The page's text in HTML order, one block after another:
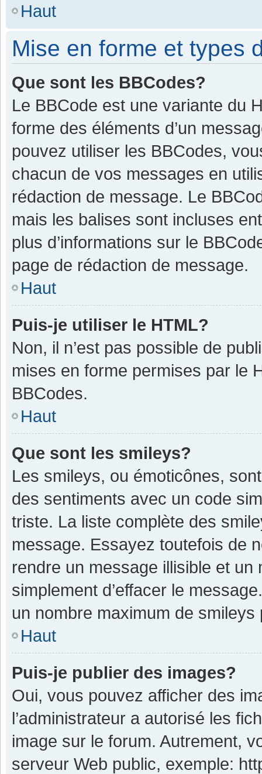
Haut
Mise en forme et types
Que sont les BBCodes?
Le BBCode est une variante du
forme des éléments d’un
pouvez utiliser les BBCodes,
chacun de vos messages en
rédaction de message. Le
mais les balises sont incluses
plus d’informations sur le
page de rédaction de message.
Haut
Puis-je utiliser le HTML?
Non, il n’est pas possible de
mises en forme permises par le
BBCodes.
Haut
Que sont les smileys?
Les smileys, ou émoticônes,
des sentiments avec un code
triste. La liste complète des
message. Essayez toutefois de
rendre un message illisible et
simplement d’effacer le
un nombre maximum de smileys
Haut
Puis-je publier des images?
Oui, vous pouvez afficher des
l’administrateur a autorisé les
image sur le forum. Autrement,
serveur Web public, exemple: